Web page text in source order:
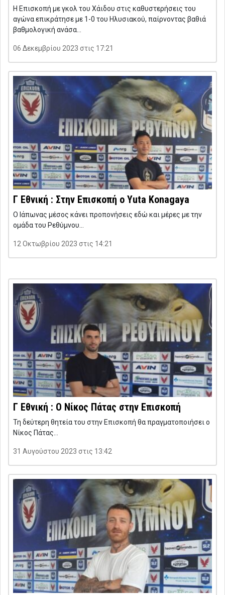
Η Επισκοπή με γκολ του Χάιδου στις καθυστερήσεις του
αγώνα επικράτησε με 1-0 του Ηλυσιακού, παίρνοντας βαθιά
βαθμολογική ανάσα…
06 Δεκεμβρίου 2023 στις 17:21
Γ Εθνική : Στην Επισκοπή ο Yuta Konagaya
Ο Ιάπωνας μέσος κάνει προπονήσεις εδώ και μέρες με την
ομάδα του Ρεθύμνου…
12 Οκτωβρίου 2023 στις 14:21
Γ Εθνική : Ο Νίκος Πάτας στην Επισκοπή
Τη δεύτερη θητεία του στην Επισκοπή θα πραγματοποιήσει ο
Νίκος Πάτας…
31 Αυγούστου 2023 στις 13:42